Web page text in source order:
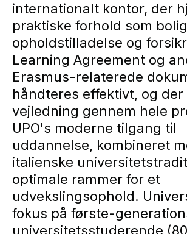
internationalt kontor, der
praktiske forhold som
opholdstilladelse og
Learning Agreement og
Erasmus-relaterede
håndteres effektivt, og der
vejledning gennem hele
UPO's moderne tilgang til
uddannelse, kombineret
italienske
optimale rammer for et
udvekslingsophold.
fokus på første-
universitetsstuderende